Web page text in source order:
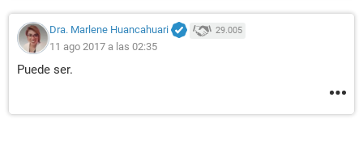
Dra. Marlene Huancahuari 29.005
11 ago 2017 a las 02:35
Puede ser.